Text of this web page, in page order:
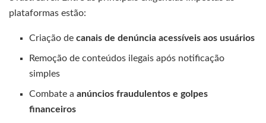
plataformas estão:
Criação decanais de denúncia acessíveis aos usuários
Remoção de conteúdos ilegais após notificação
simples
Combate aanúncios fraudulentos e golpes
financeiros